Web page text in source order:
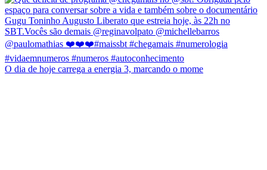
O dia de hoje carrega a energia 3, marcando o mome